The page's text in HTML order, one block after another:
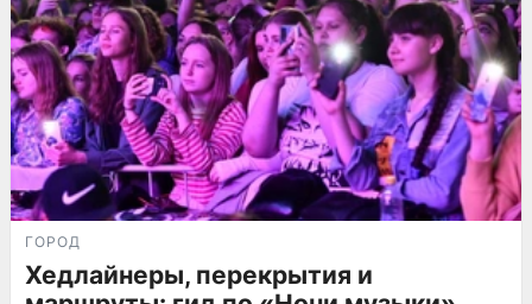
ГОРОД
Хедлайнеры, перекрытия и